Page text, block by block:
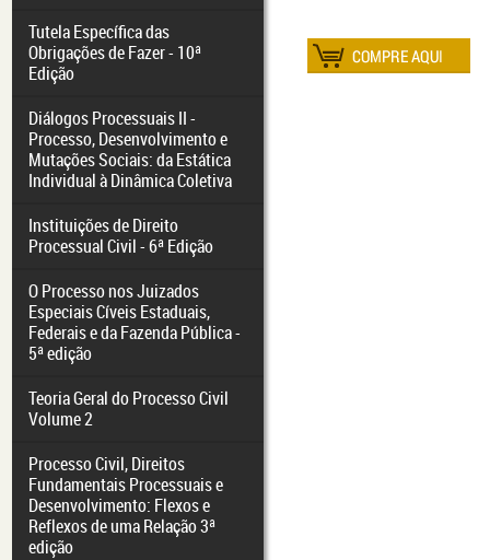
Tutela Específica das
Obrigações de Fazer - 10ª
Edição
Diálogos Processuais II -
Processo, Desenvolvimento e
Mutações Sociais: da Estática
Individual à Dinâmica Coletiva
Instituições de Direito
Processual Civil - 6ª Edição
O Processo nos Juizados
Especiais Cíveis Estaduais,
Federais e da Fazenda Pública -
5ª edição
Teoria Geral do Processo Civil
Volume 2
Processo Civil, Direitos
Fundamentais Processuais e
Desenvolvimento: Flexos e
Reflexos de uma Relação 3ª
edição